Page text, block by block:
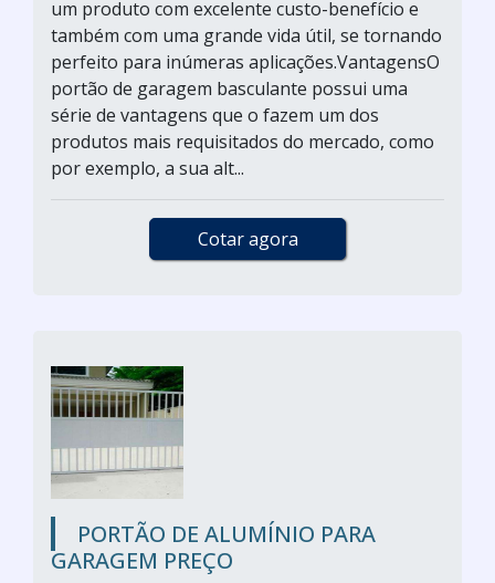
um produto com excelente custo-benefício e
também com uma grande vida útil, se tornando
perfeito para inúmeras aplicações.VantagensO
portão de garagem basculante possui uma
série de vantagens que o fazem um dos
produtos mais requisitados do mercado, como
por exemplo, a sua alt...
Cotar agora
PORTÃO DE ALUMÍNIO PARA
GARAGEM PREÇO